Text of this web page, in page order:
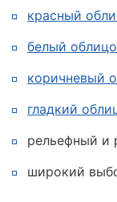
красный
белый
коричневый
гладкий
рельефный и
широкий